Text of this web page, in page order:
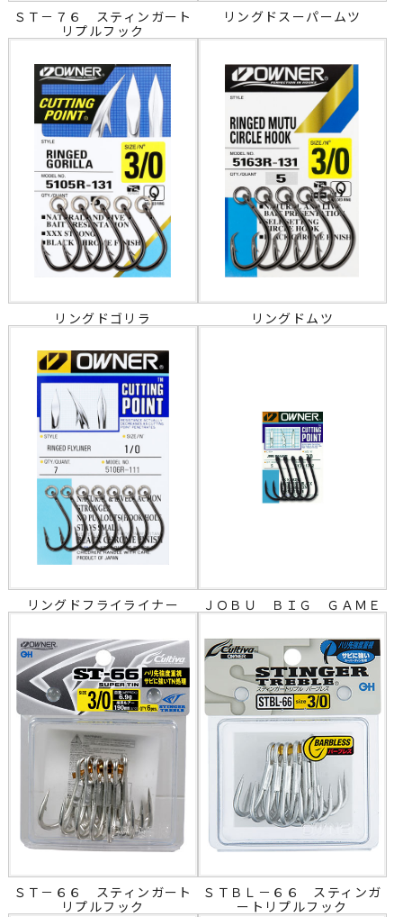
ＳＴ－７６ スティンガート
リプルフック
リングドスーパームツ
リングドゴリラ リングドムツ
リングドフライライナー ＪＯＢＵ ＢＩＧ ＧＡＭＥ
ＳＴ－６６ スティンガート
リプルフック
ＳＴＢＬ－６６ スティンガ
ートリプルフック